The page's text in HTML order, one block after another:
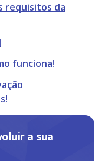
requisitos da
funciona!
a sua